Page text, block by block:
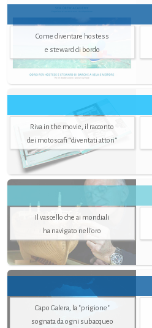
Come diventare hostess
e steward di bordo
Riva in the movie, il racconto
dei motoscafi “diventati attori”
Il vascello che ai mondiali
ha navigato nell’oro
Capo Galera, la "prigione"
sognata da ogni subacqueo